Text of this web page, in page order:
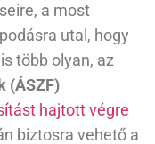
a most
utal, hogy
több olyan, az
(ÁSZF)
hajtott végre
biztosra vehető a